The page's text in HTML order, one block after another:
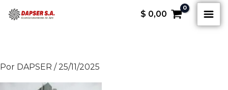
$ 0,00
B
u
a
Por DAPSER /25/11/2025